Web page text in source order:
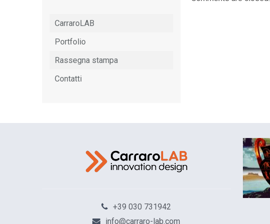
CarraroLAB
Portfolio
Rassegna stampa
Contatti
+39 030 731942
info@carraro-lab.com